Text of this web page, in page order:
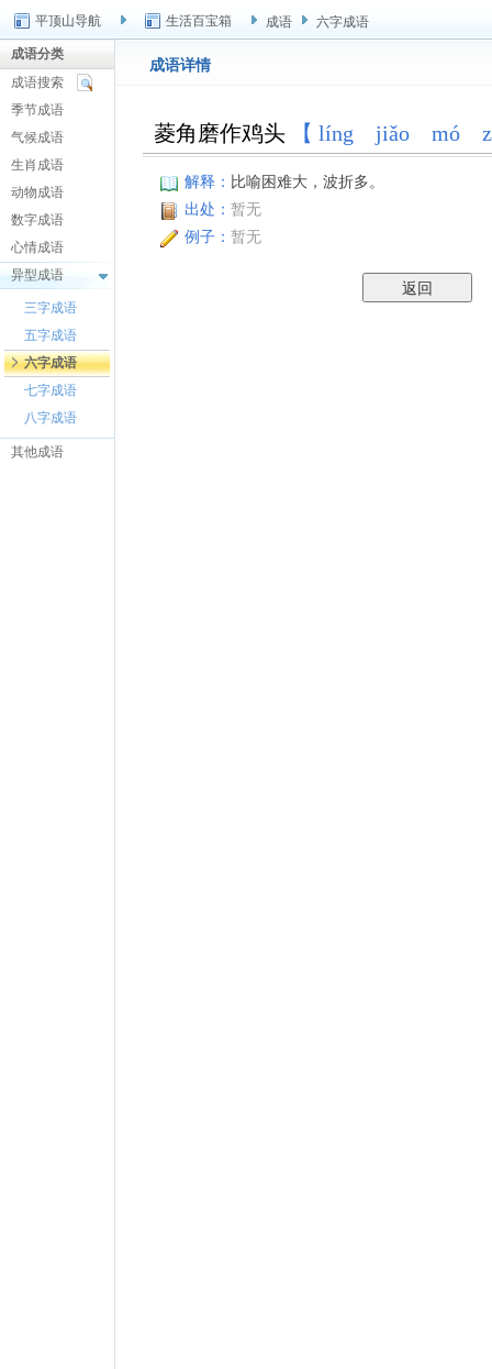
平顶山导航 生活百宝箱 成语 六字成语
成语分类
成语搜索
季节成语
气候成语
生肖成语
动物成语
数字成语
心情成语
异型成语
三字成语
五字成语
六字成语
七字成语
八字成语
其他成语
成语详情
菱角磨作鸡头 【 líng jiǎo mó
解释： 比喻困难大，波折多。
出处： 暂无
例子： 暂无